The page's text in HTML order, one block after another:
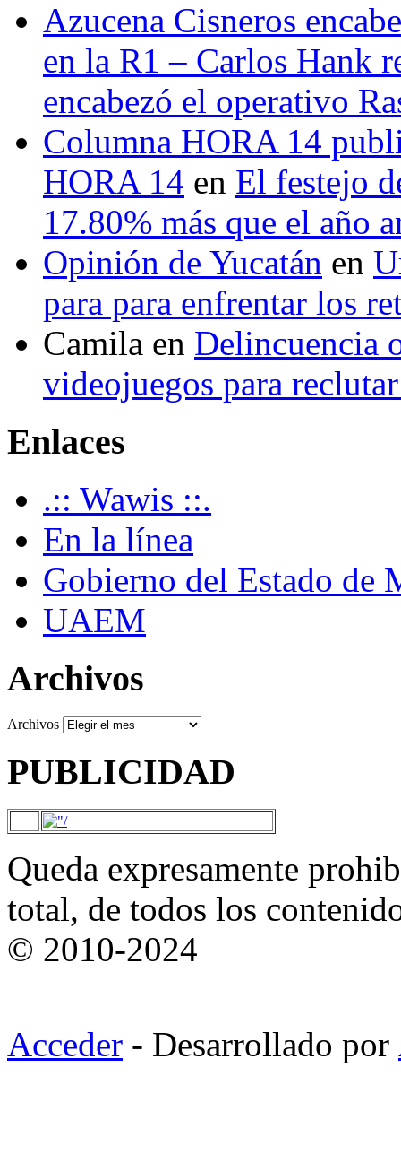
Azucena Cisneros
en la R1 – Carlos Hank
encabezó el operativo
Columna HORA 14
HORA 14 en El festejo
17.80% más que el año
Opinión de Yucatán en
para para enfrentar los
Camila en Delincuencia
videojuegos para
Enlaces
.:: Wawis ::.
En la línea
Gobierno del Estado de
UAEM
Archivos
Archivos
PUBLICIDAD
Queda expresamente
total, de todos los
© 2010-2024
Acceder - Desarrollado por